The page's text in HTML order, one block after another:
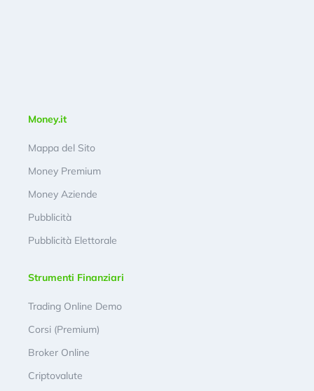
Money.it
Mappa del Sito
Money Premium
Money Aziende
Pubblicità
Pubblicità Elettorale
Strumenti Finanziari
Trading Online Demo
Corsi (Premium)
Broker Online
Criptovalute